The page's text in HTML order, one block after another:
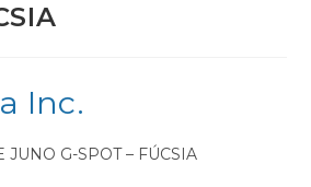
Inc.
JUNO G-SPOT – FÚCSIA